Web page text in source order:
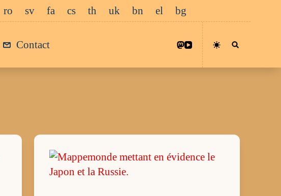
ro sv fa cs th uk bn el bg
Contact